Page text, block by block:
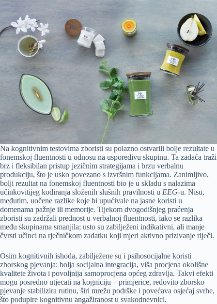
Na kognitivnim testovima zboristi su polazno ostvarili bolje rezultate u
fonemskoj fluentnosti u odnosu na usporedivu skupinu. Ta zadaća traži
brz i fleksibilan pristup jezičnim strategijama i brzu verbalnu
produkciju, što je usko povezano s izvršnim funkcijama. Zanimljivo,
bolji rezultat na fonemskoj fluentnosti bio je u skladu s nalazima
učinkovitijeg kodiranja složenih slušnih pravilnosti u EEG-u. Nisu,
međutim, uočene razlike koje bi upućivale na jasne koristi u
domenama pažnje ili memorije. Tijekom dvogodišnjeg praćenja
zboristi su zadržali prednost u verbalnoj fluentnosti, iako se razlika
među skupinama smanjila; usto su zabilježeni indikativni, ali manje
čvrsti učinci na rječničkom zadatku koji mjeri aktivno prizivanje riječi.
Osim kognitivnih ishoda, zabilježene su i psihosocijalne koristi
zborskog pjevanja: bolja socijalna integracija, viša procjena okolišne
kvalitete života i povoljnija samoprocjena općeg zdravlja. Takvi efekti
mogu posredno utjecati na kogniciju – primjerice, redovito zborsko
pjevanje stabilizira rutinu, širi mrežu podrške i povećava osjećaj svrhe,
što podupire kognitivnu angažiranost u svakodnevnici.